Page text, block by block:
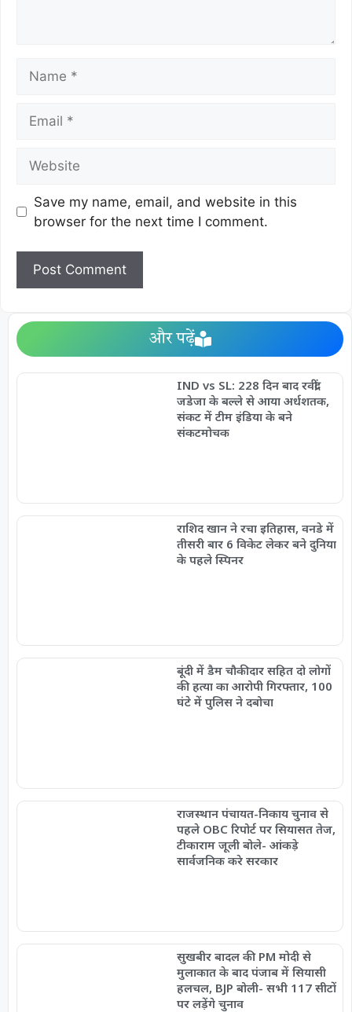
Save my name, email, and website in this
browser for the next time I comment.
और पढ़ें
IND vs SL: 228 दिन बाद रवींद्र
जडेजा के बल्ले से आया अर्धशतक,
संकट में टीम इंडिया के बने
संकटमोचक
राशिद खान ने रचा इतिहास, वनडे में
तीसरी बार 6 विकेट लेकर बने दुनिया
के पहले स्पिनर
बूंदी में डैम चौकीदार सहित दो लोगों
की हत्या का आरोपी गिरफ्तार, 100
घंटे में पुलिस ने दबोचा
राजस्थान पंचायत-निकाय चुनाव से
पहले OBC रिपोर्ट पर सियासत तेज,
टीकाराम जूली बोले- आंकड़े
सार्वजनिक करे सरकार
सुखबीर बादल की PM मोदी से
मुलाकात के बाद पंजाब में सियासी
हलचल, BJP बोली- सभी 117 सीटों
पर लड़ेंगे चुनाव